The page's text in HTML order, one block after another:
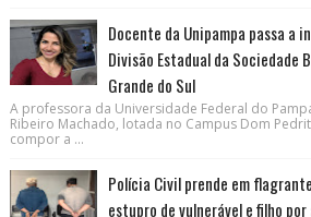
Docente da Unipampa passa a
Divisão Estadual da Sociedade
Grande do Sul
A professora da Universidade Federal do
Ribeiro Machado, lotada no Campus Dom
compor a ...
Polícia Civil prende em
estupro de vulnerável e filho